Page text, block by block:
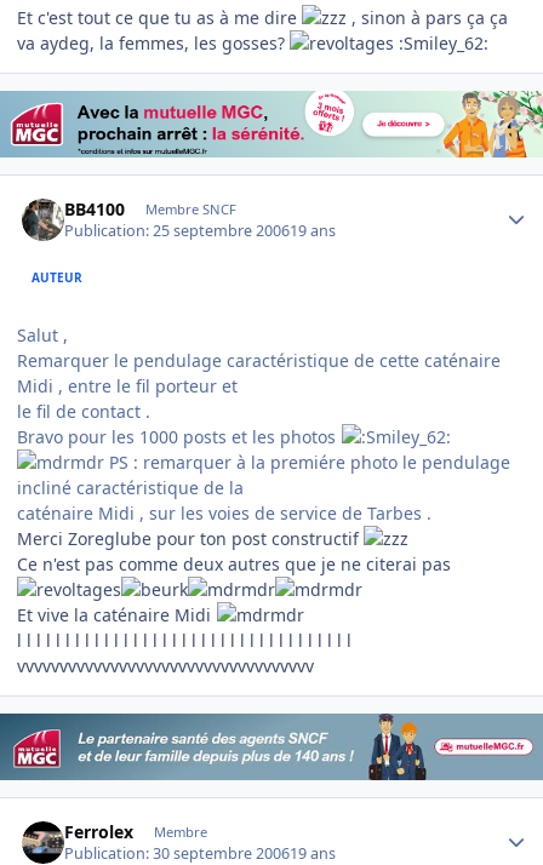
Et c'est tout ce que tu as à me dire
, sinon à pars ça ça
va aydeg, la femmes, les gosses?
:Smiley_62:
BB4100 Membre SNCF
Publication:25 septembre 200619 ans
AUTEUR
Salut ,
Remarquer le pendulage caractéristique de cette caténaire
Midi , entre le fil porteur et
le fil de contact .
Bravo pour les 1000 posts et les photos
PS : remarquer à la premiére photo le pendulage
incliné caractéristique de la
caténaire Midi , sur les voies de service de Tarbes .
Merci Zoreglube pour ton post constructif
Ce n'est pas comme deux autres que je ne citerai pas
Et vive la caténaire Midi
l l l l l l l l l l l l l l l l l l l l l l l l l l l l l l l l l l l
vvvvvvvvvvvvvvvvvvvvvvvvvvvvvvvvvvv
Ferrolex Membre
Publication:30 septembre 200619 ans